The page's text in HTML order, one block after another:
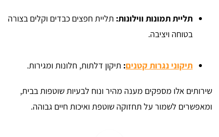
תליית תמונות ווילונות: תליית חפצים כבדים וקלים בצורה
בטוחה ויציבה.
תיקוני נגרות קטנים: תיקון דלתות, חלונות ומגירות.
שירותים אלו מספקים מענה מהיר ונוח לבעיות שוטפות בבית,
ומאפשרים לשמור על תחזוקה שוטפת ואיכות חיים גבוהה.